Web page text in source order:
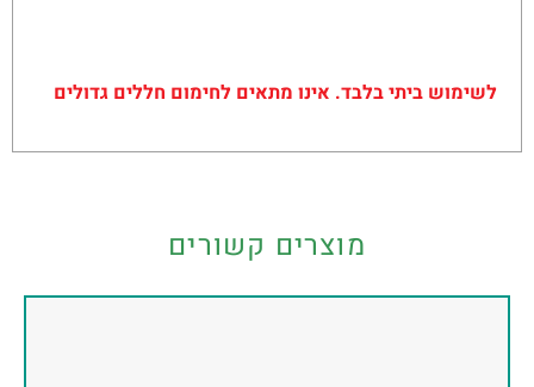
לשימוש ביתי בלבד. אינו מתאים לחימום חללים גדולים
מוצרים קשורים